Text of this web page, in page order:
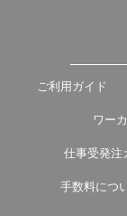
ご利用ガイド
ワー
仕事受発注
手数料につ